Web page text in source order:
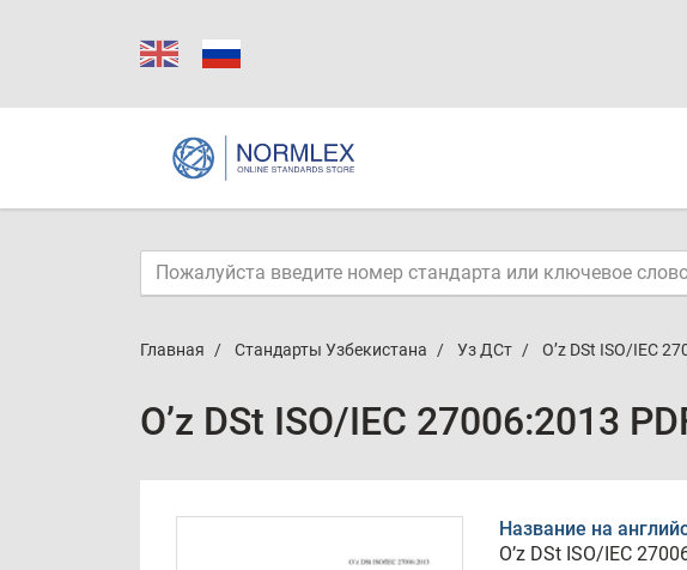
Главная Стандарты Узбекистана Уз ДСт O’z DSt ISO/IEC
O’z DSt ISO/IEC 27006:2013
Название на
O’z DSt ISO/IEC